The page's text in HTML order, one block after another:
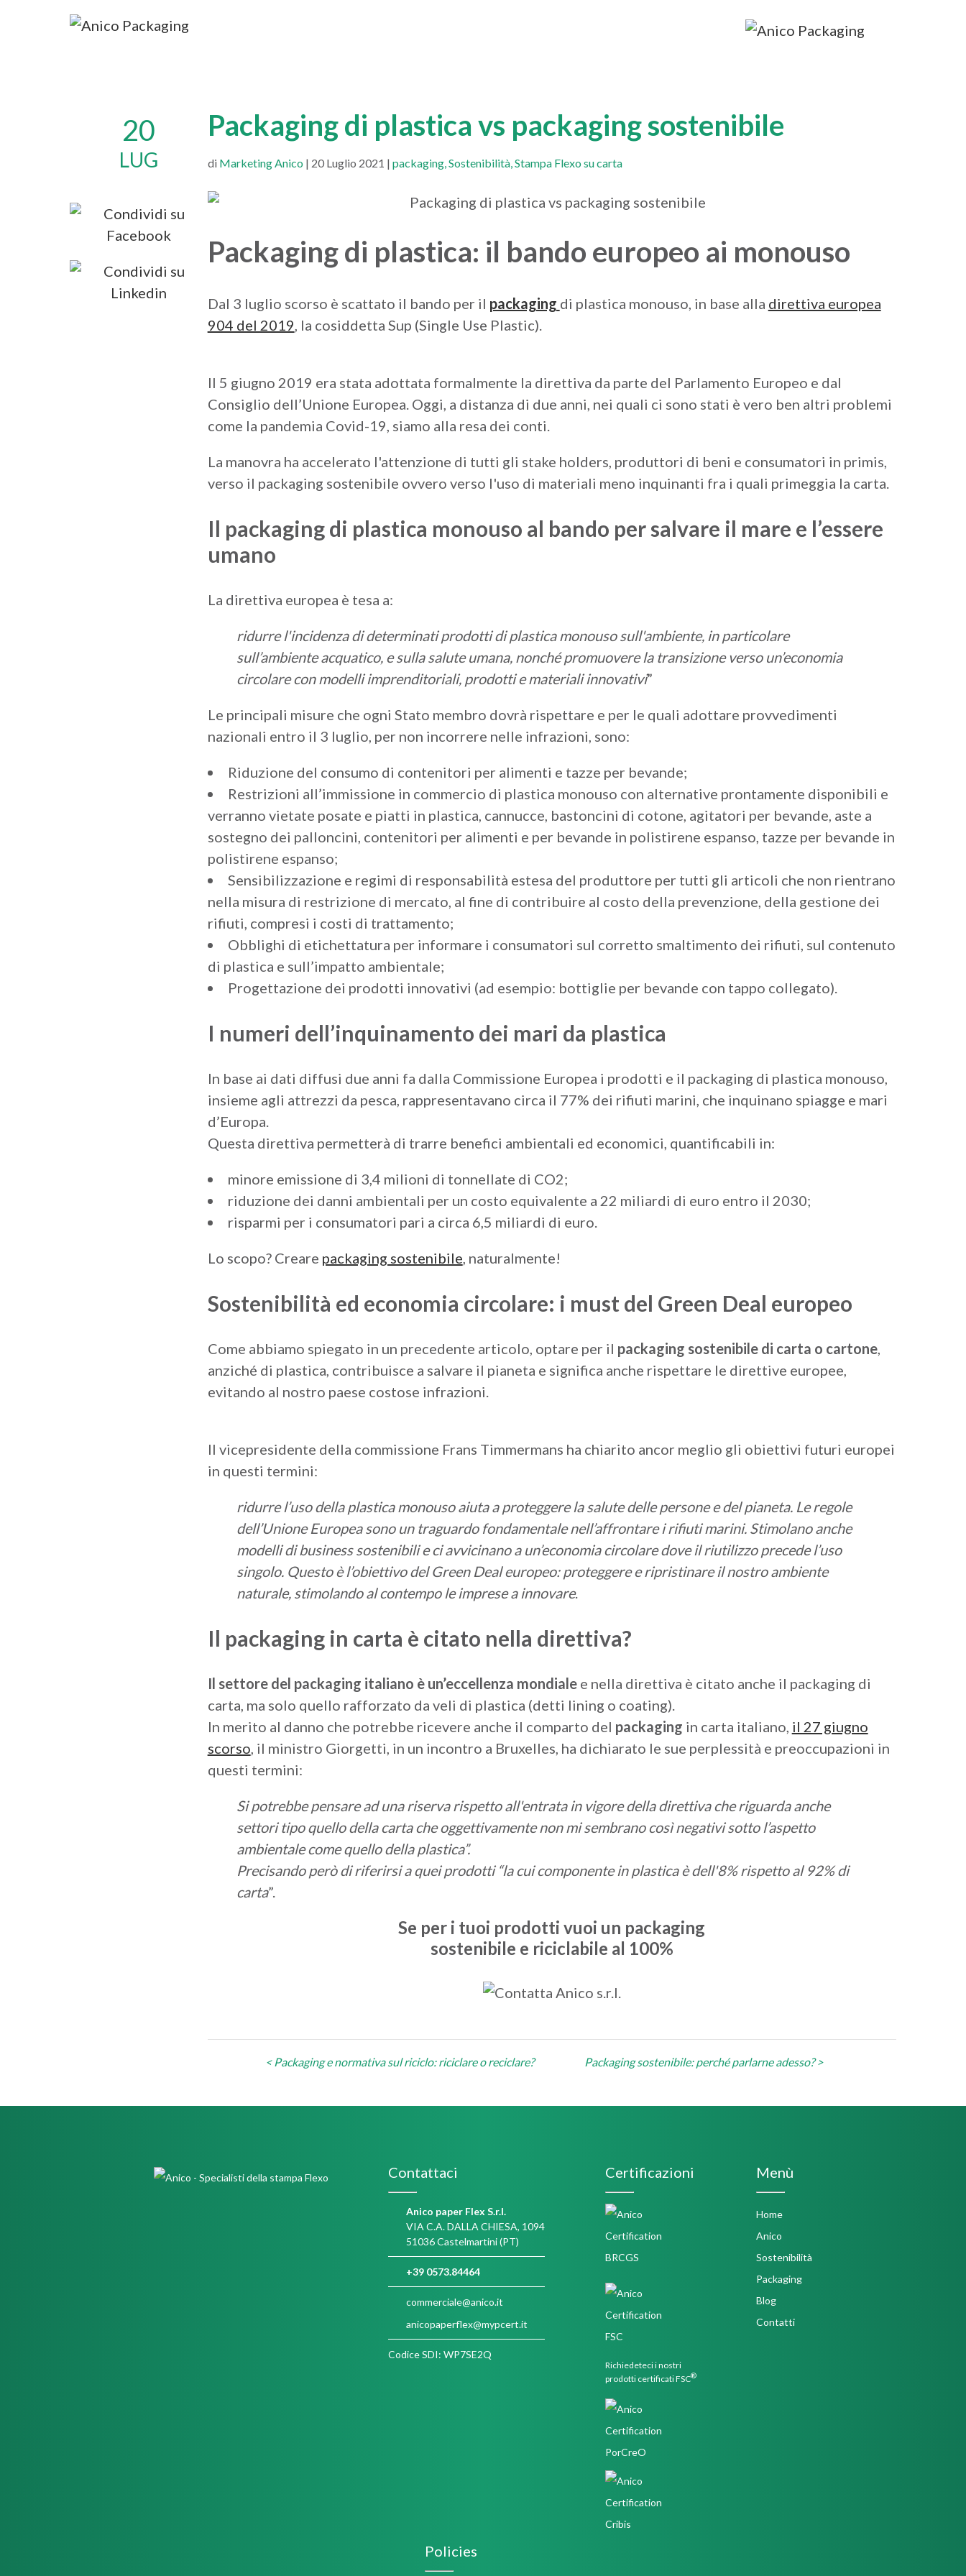
20
LUG
Packaging di plastica vs packaging sostenibile
di Marketing Anico | 20 Luglio 2021 | packaging Sostenibilità Stampa Flexo su carta
Packaging di plastica: il bando europeo ai monouso
Dal 3 luglio scorso è scattato il bando per il packaging di plastica monouso, in base alla direttiva europea
904 del 2019, la cosiddetta Sup (Single Use Plastic).
Il 5 giugno 2019 era stata adottata formalmente la direttiva da parte del Parlamento Europeo e dal
Consiglio dell’Unione Europea. Oggi, a distanza di due anni, nei quali ci sono stati è vero ben altri problemi
come la pandemia Covid-19, siamo alla resa dei conti.
La manovra ha accelerato l'attenzione di tutti gli stake holders, produttori di beni e consumatori in primis,
verso il packaging sostenibile ovvero verso l'uso di materiali meno inquinanti fra i quali primeggia la carta.
Il packaging di plastica monouso al bando per salvare il mare e l’essere
umano
La direttiva europea è tesa a:
ridurre l'incidenza di determinati prodotti di plastica monouso sull'ambiente, in particolare
sull’ambiente acquatico, e sulla salute umana, nonché promuovere la transizione verso un’economia
circolare con modelli imprenditoriali, prodotti e materiali innovativi”
Le principali misure che ogni Stato membro dovrà rispettare e per le quali adottare provvedimenti
nazionali entro il 3 luglio, per non incorrere nelle infrazioni, sono:
Riduzione del consumo di contenitori per alimenti e tazze per bevande;
Restrizioni all’immissione in commercio di plastica monouso con alternative prontamente disponibili e
verranno vietate posate e piatti in plastica, cannucce, bastoncini di cotone, agitatori per bevande, aste a
sostegno dei palloncini, contenitori per alimenti e per bevande in polistirene espanso, tazze per bevande in
polistirene espanso;
Sensibilizzazione e regimi di responsabilità estesa del produttore per tutti gli articoli che non rientrano
nella misura di restrizione di mercato, al fine di contribuire al costo della prevenzione, della gestione dei
rifiuti, compresi i costi di trattamento;
Obblighi di etichettatura per informare i consumatori sul corretto smaltimento dei rifiuti, sul contenuto
di plastica e sull’impatto ambientale;
Progettazione dei prodotti innovativi (ad esempio: bottiglie per bevande con tappo collegato).
I numeri dell’inquinamento dei mari da plastica
In base ai dati diffusi due anni fa dalla Commissione Europea i prodotti e il packaging di plastica monouso,
insieme agli attrezzi da pesca, rappresentavano circa il 77% dei rifiuti marini, che inquinano spiagge e mari
d’Europa.
Questa direttiva permetterà di trarre benefici ambientali ed economici, quantificabili in:
minore emissione di 3,4 milioni di tonnellate di CO2;
riduzione dei danni ambientali per un costo equivalente a 22 miliardi di euro entro il 2030;
risparmi per i consumatori pari a circa 6,5 miliardi di euro.
Lo scopo? Creare packaging sostenibile, naturalmente!
Sostenibilità ed economia circolare: i must del Green Deal europeo
Come abbiamo spiegato in un precedente articolo, optare per il packaging sostenibile di carta o cartone,
anziché di plastica, contribuisce a salvare il pianeta e significa anche rispettare le direttive europee,
evitando al nostro paese costose infrazioni.
Il vicepresidente della commissione Frans Timmermans ha chiarito ancor meglio gli obiettivi futuri europei
in questi termini:
ridurre l’uso della plastica monouso aiuta a proteggere la salute delle persone e del pianeta. Le regole
dell’Unione Europea sono un traguardo fondamentale nell’affrontare i rifiuti marini. Stimolano anche
modelli di business sostenibili e ci avvicinano a un’economia circolare dove il riutilizzo precede l’uso
singolo. Questo è l’obiettivo del Green Deal europeo: proteggere e ripristinare il nostro ambiente
naturale, stimolando al contempo le imprese a innovare.
Il packaging in carta è citato nella direttiva?
Il settore del packaging italiano è un’eccellenza mondialee nella direttiva è citato anche il packaging di
carta, ma solo quello rafforzato da veli di plastica (detti lining o coating).
In merito al danno che potrebbe ricevere anche il comparto del packaging in carta italiano, il 27 giugno
scorso, il ministro Giorgetti, in un incontro a Bruxelles, ha dichiarato le sue perplessità e preoccupazioni in
questi termini:
Si potrebbe pensare ad una riserva rispetto all'entrata in vigore della direttiva che riguarda anche
settori tipo quello della carta che oggettivamente non mi sembrano così negativi sotto l’aspetto
ambientale come quello della plastica”.
Precisando però di riferirsi a quei prodotti “la cui componente in plastica è dell'8% rispetto al 92% di
carta”.
Se per i tuoi prodotti vuoi un packaging
sostenibile e riciclabile al 100%
Navigazione
< Packaging e normativa sul riciclo: riciclare o reciclare? Packaging sostenibile: perché parlarne adesso? >
Contattaci
Anico paper Flex S.r.l.
VIA C.A. DALLA CHIESA, 1094
51036 Castelmartini (PT)
+39 0573.84464
commerciale@anico.it
anicopaperflex@mypcert.it
Codice SDI: WP7SE2Q
Certificazioni
Richiedeteci i nostri
prodotti certificati FSC®
Menù
Home
Anico
Sostenibilità
Packaging
Blog
Contatti
Policies